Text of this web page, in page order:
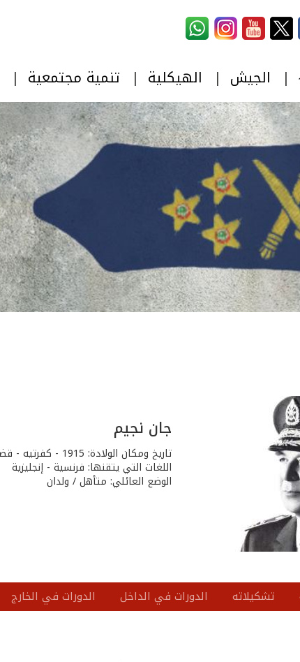
الجيش الهيكلية تنمية مجتمعية
جان نجيم
تاريخ ومكان الولادة: 1915 - كفرتيه - قضاء كسروان
اللغات التي يتقنها: فرنسية - إنجليزية
الوضع العائلي: متأهل / ولدان
تشكيلاته الدورات في الداخل الدورات في الخارج